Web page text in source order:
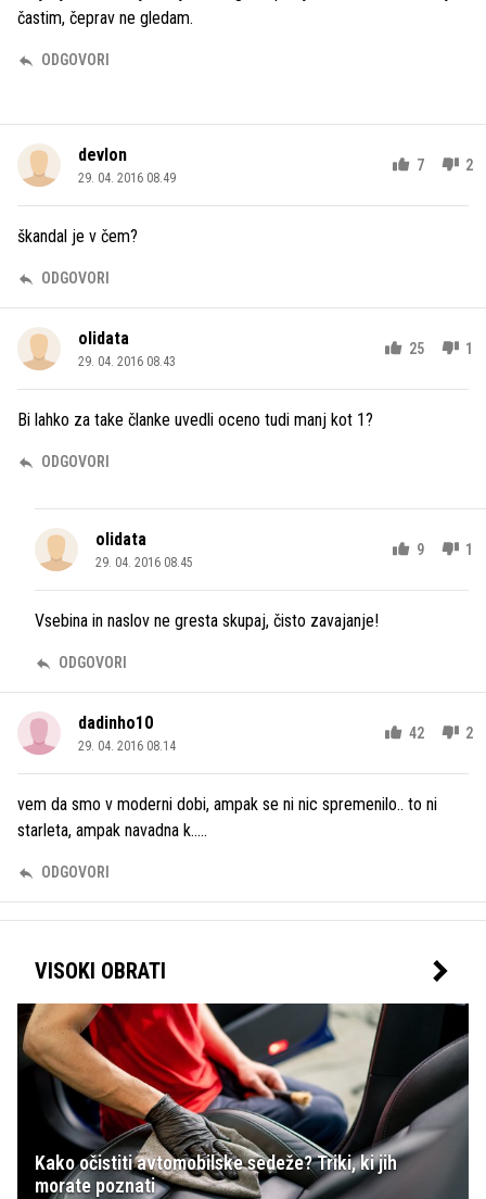
častim, čeprav ne gledam.
ODGOVORI
devlon
29. 04. 2016 08.49
7 2
škandal je v čem?
ODGOVORI
olidata
29. 04. 2016 08.43
25 1
Bi lahko za take članke uvedli oceno tudi manj kot 1?
ODGOVORI
olidata
29. 04. 2016 08.45
9 1
Vsebina in naslov ne gresta skupaj, čisto zavajanje!
ODGOVORI
dadinho10
29. 04. 2016 08.14
42 2
vem da smo v moderni dobi, ampak se ni nic spremenilo.. to ni
starleta, ampak navadna k.....
ODGOVORI
VISOKI OBRATI
Kako očistiti avtomobilske sedeže? Triki, ki jih
morate poznati